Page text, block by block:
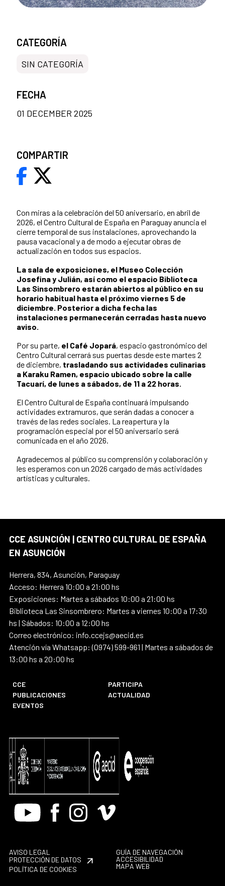
Con miras a la celebración del 50 aniversario, en abril de
2026, el Centro Cultural de España en Paraguay anuncia el
cierre temporal de sus instalaciones, aprovechando la
pausa vacacional y a de modo a ejecutar obras de
actualización en todos sus espacios.
La sala de exposiciones, el Museo Colección
Josefina y Julián, así como el espacio Biblioteca
Las Sinsombrero estarán abiertos al público en su
horario habitual hasta el próximo viernes 5 de
diciembre. Posterior a dicha fecha las
instalaciones permanecerán cerradas hasta nuevo
aviso.
Por su parte, el Café Jopará, espacio gastronómico del
Centro Cultural cerrará sus puertas desde este martes 2
de diciembre, trasladando sus actividades culinarias
a Karaku Ramen, espacio ubicado sobre la calle
Tacuarí, de lunes a sábados, de 11 a 22 horas.
El Centro Cultural de España continuará impulsando
actividades extramuros, que serán dadas a conocer a
través de las redes sociales. La reapertura y la
programación especial por el 50 aniversario será
comunicada en el año 2026.
Agradecemos al público su comprensión y colaboración y
les esperamos con un 2026 cargado de más actividades
artísticas y culturales.
CATEGORÍA
SIN CATEGORÍA
FECHA
01 DECEMBER 2025
COMPARTIR
CCE ASUNCIÓN | CENTRO CULTURAL DE ESPAÑA
EN ASUNCIÓN
Herrera, 834, Asunción, Paraguay
Acceso: Herrera 10:00 a 21:00 hs
Exposiciones: Martes a sábados 10:00 a 21:00 hs
Biblioteca Las Sinsombrero: Martes a viernes 10:00 a 17:30
hs | Sábados: 10:00 a 12:00 hs
Correo electrónico: info.ccejs@aecid.es
Atención vía Whatsapp: (0974) 599-961 | Martes a sábados de
13:00 hs a 20:00 hs
CCE
PARTICIPA
PUBLICACIONES
ACTUALIDAD
EVENTOS
Youtube FacebookInstagram
Vimeo
AVISO LEGAL
PROTECCIÓN DE DATOS
POLÍTICA DE COOKIES
GUÍA DE NAVEGACIÓN
ACCESIBILIDAD
MAPA WEB